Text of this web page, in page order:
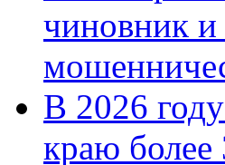
чиновник
В 2026
краю более